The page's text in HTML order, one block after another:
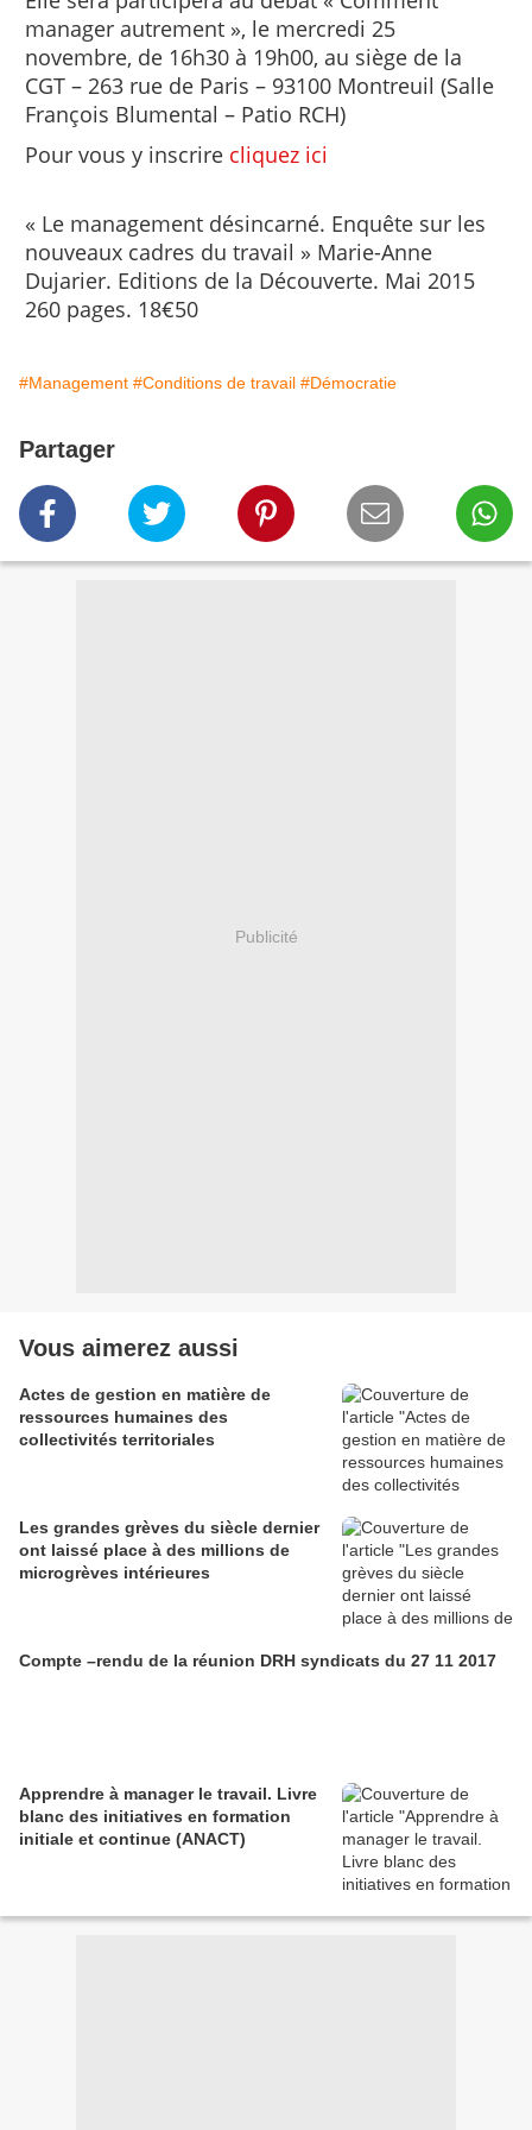
manager autrement », le mercredi 25
novembre, de 16h30 à 19h00, au siège de la
CGT – 263 rue de Paris – 93100 Montreuil (Salle
François Blumental – Patio RCH)
Pour vous y inscrire cliquez ici
« Le management désincarné. Enquête sur les
nouveaux cadres du travail » Marie-Anne
Dujarier. Editions de la Découverte. Mai 2015
260 pages. 18€50
#Management #Conditions de travail #Démocratie
Partager
Publicité
Vous aimerez aussi
Actes de gestion en matière de
ressources humaines des
collectivités territoriales
Les grandes grèves du siècle dernier
ont laissé place à des millions de
microgrèves intérieures
Compte –rendu de la réunion DRH syndicats du 27 11 2017
Apprendre à manager le travail. Livre
blanc des initiatives en formation
initiale et continue (ANACT)